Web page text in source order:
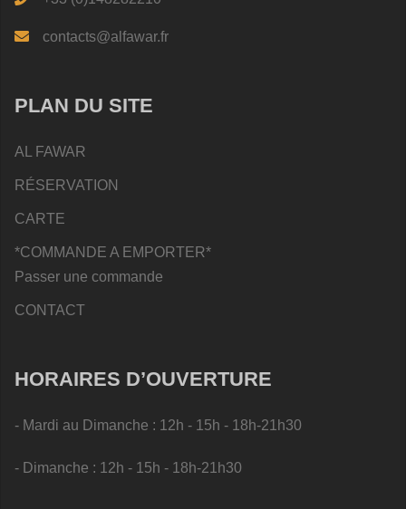
contacts@alfawar.fr
PLAN DU SITE
AL FAWAR
RÉSERVATION
CARTE
*COMMANDE A EMPORTER*
Passer une commande
CONTACT
HORAIRES D’OUVERTURE
- Mardi au Dimanche : 12h - 15h - 18h-21h30
- Dimanche : 12h - 15h - 18h-21h30